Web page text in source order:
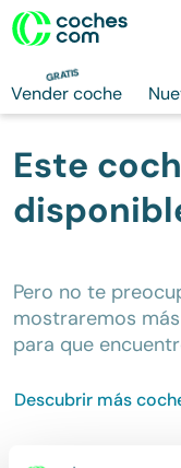
GRATIS
Vender coche
Este
Pero no te
mostraremos
para que
Descubrir más